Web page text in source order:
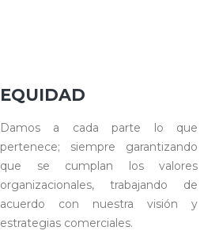
EQUIDAD
Damos a cada parte lo que
pertenece; siempre garantizando
que se cumplan los valores
organizacionales, trabajando de
acuerdo con nuestra visión y
estrategias comerciales.